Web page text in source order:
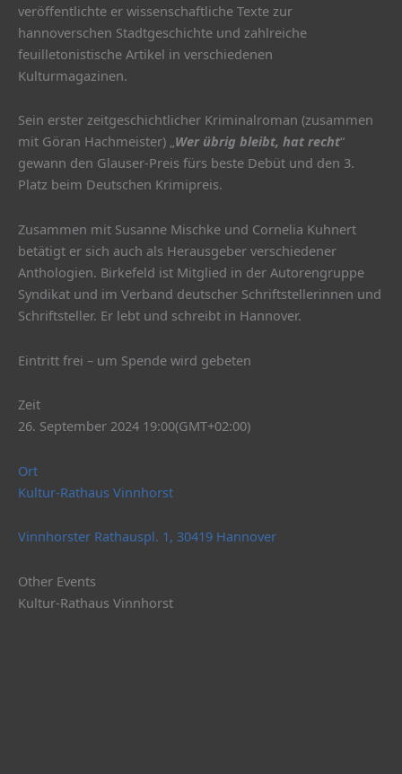
veröffentlichte er wissenschaftliche Texte zur
hannoverschen Stadtgeschichte und zahlreiche
feuilletonistische Artikel in verschiedenen
Kulturmagazinen.
Sein erster zeitgeschichtlicher Kriminalroman (zusammen
mit Göran Hachmeister) „Wer übrig bleibt, hat recht“
gewann den Glauser-Preis fürs beste Debüt und den 3.
Platz beim Deutschen Krimipreis.
Zusammen mit Susanne Mischke und Cornelia Kuhnert
betätigt er sich auch als Herausgeber verschiedener
Anthologien. Birkefeld ist Mitglied in der Autorengruppe
Syndikat und im Verband deutscher Schriftstellerinnen und
Schriftsteller. Er lebt und schreibt in Hannover.
Eintritt frei – um Spende wird gebeten
Zeit
26. September 2024 19:00(GMT+02:00)
Ort
Kultur-Rathaus Vinnhorst
Vinnhorster Rathauspl. 1, 30419 Hannover
Other Events
Kultur-Rathaus Vinnhorst